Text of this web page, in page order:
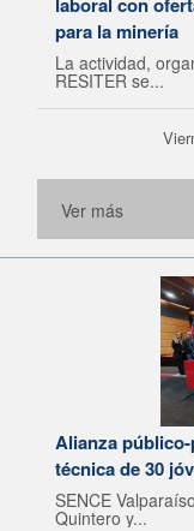
para la minería
La actividad,
RESITER se...
Ver más
Alianza
técnica de 30
SENCE
Quintero y...